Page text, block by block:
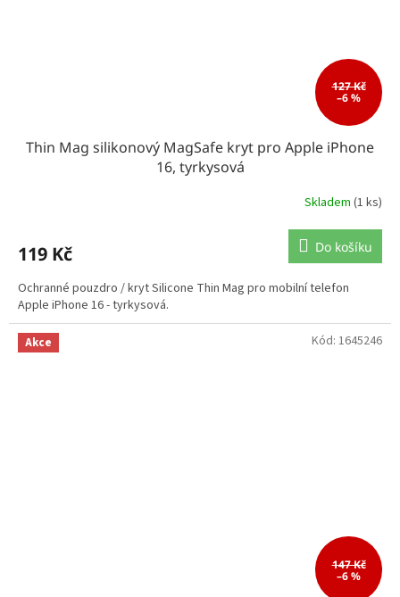
127 Kč
–6 %
Thin Mag silikonový MagSafe kryt pro Apple iPhone
16, tyrkysová
Skladem (1 ks)
119 Kč Do košíku
Ochranné pouzdro / kryt Silicone Thin Mag pro mobilní telefon
Apple iPhone 16 - tyrkysová.
Akce
147 Kč
–6 %
Kód: 1645246